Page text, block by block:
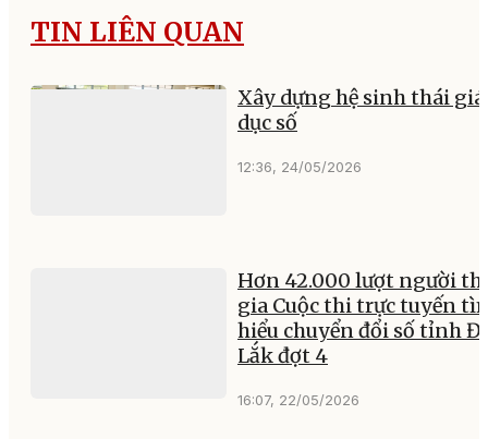
TIN LIÊN QUAN
Xây dựng hệ sinh thái
dục số
12:36, 24/05/2026
Hơn 42.000 lượt người
gia Cuộc thi trực tuyến
hiểu chuyển đổi số tỉnh
Lắk đợt 4
16:07, 22/05/2026